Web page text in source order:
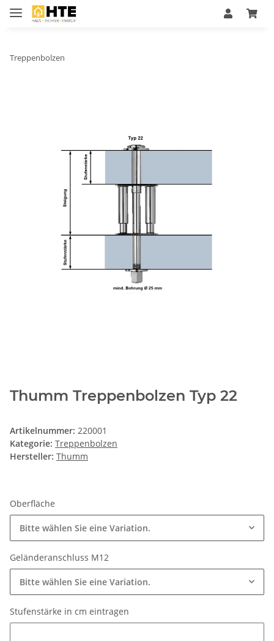
Treppenbolzen
Thumm Treppenbolzen Typ 22
Artikelnummer: 220001
Kategorie: Treppenbolzen
Hersteller: Thumm
Oberfläche
Bitte wählen Sie eine Variation.
Geländeranschluss M12
Bitte wählen Sie eine Variation.
Stufenstärke in cm eintragen